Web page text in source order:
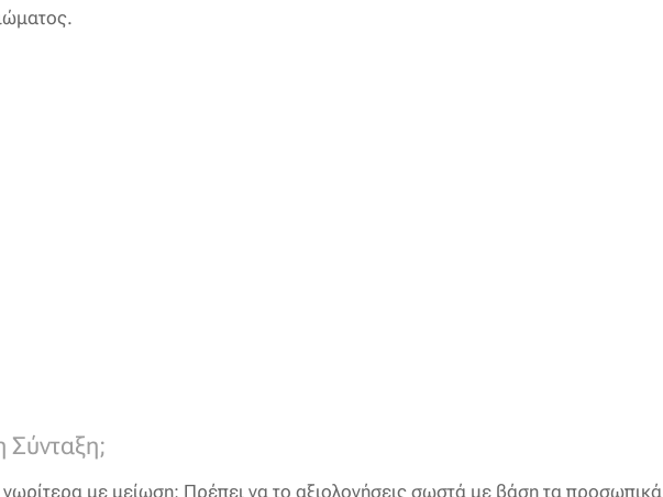
Σύνταξη;
με μείωση; Πρέπει να το αξιολογήσεις σωστά με βάση τα προσωπικά